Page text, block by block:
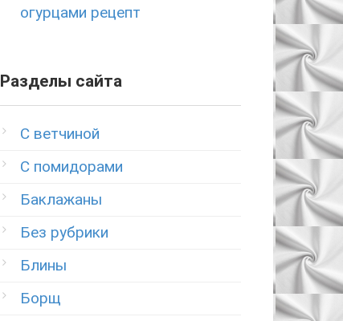
огурцами рецепт
Разделы сайта
C ветчиной
C помидорами
Баклажаны
Без рубрики
Блины
Борщ